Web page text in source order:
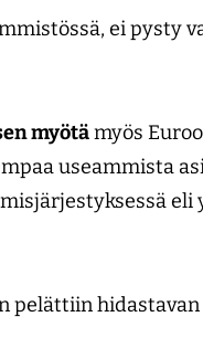
ei pysty
myötämyös
useammista
pelättiin